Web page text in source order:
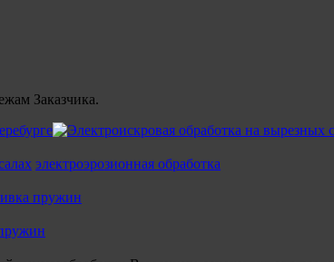
Заказчика.
электроэрозионная обработка